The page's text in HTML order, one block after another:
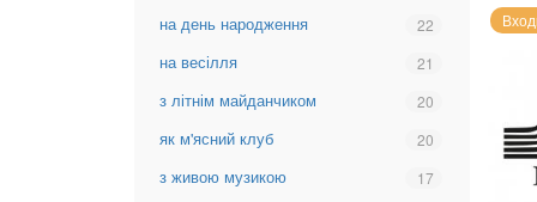
на день народження 22
день
на весілля 21
на
весілля
з літнім майданчиком 20
як м'ясний клуб 20
як
з живою музикою 17